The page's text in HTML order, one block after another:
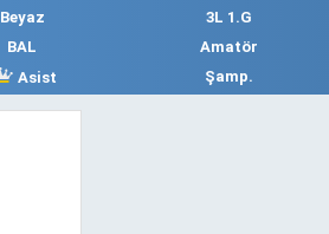
Beyaz
3L 1.G
BAL
Amatör
Asist Şamp.